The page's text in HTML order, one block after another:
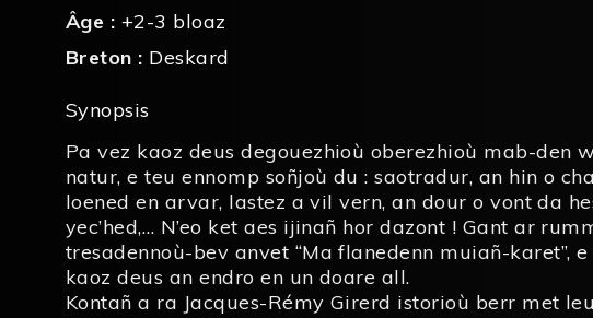
Âge : +2-3 bloaz
Breton : Deskard
Synopsis
Pa vez kaoz deus degouezhioù oberezhioù mab-den
natur, e teu ennomp soñjoù du : saotradur, an hin o
loened en arvar, lastez a vil vern, an dour o vont da
yec’hed,… N’eo ket aes ijinañ hor dazont ! Gant ar
tresadennoù-bev anvet “Ma flanedenn muiañ-karet”, e
kaoz deus an endro en un doare all.
Kontañ a ra Jacques-Rémy Girerd istorioù berr met